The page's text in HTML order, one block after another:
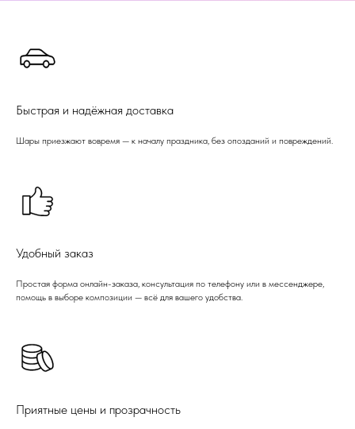
Быстрая и надёжная доставка
Шары приезжают вовремя — к началу праздника, без опозданий и повреждений.
Удобный заказ
Простая форма онлайн-заказа, консультация по телефону или в мессенджере,
помощь в выборе композиции — всё для вашего удобства.
Приятные цены и прозрачность